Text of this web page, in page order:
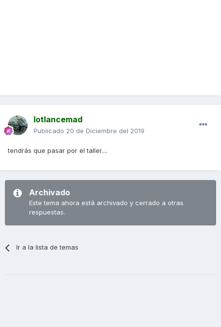
lotlancemad
Publicado 20 de Diciembre del 2019
tendrás que pasar por el taller....
Archivado
Este tema ahora está archivado y cerrado a otras
respuestas.
Ir a la lista de temas